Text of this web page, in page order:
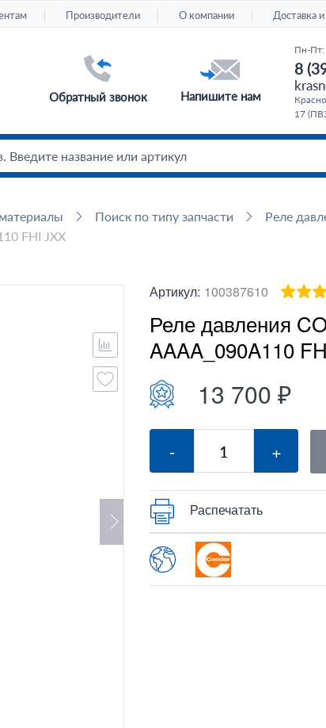
Производители О компании Доставка
Обратный звонок Напишите нам
Пн-Пт:
8
17
Поиск по типу запчасти Реле
FHI JXX
Артикул: 100387610
Реле давления
AAAA_090A110
13 700 ₽
- +
Распечатать